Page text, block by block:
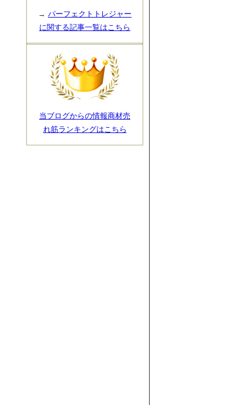
→ パーフェクトトレジャー
に関する記事一覧はこちら
当ブログからの情報商材売
れ筋ランキングはこちら